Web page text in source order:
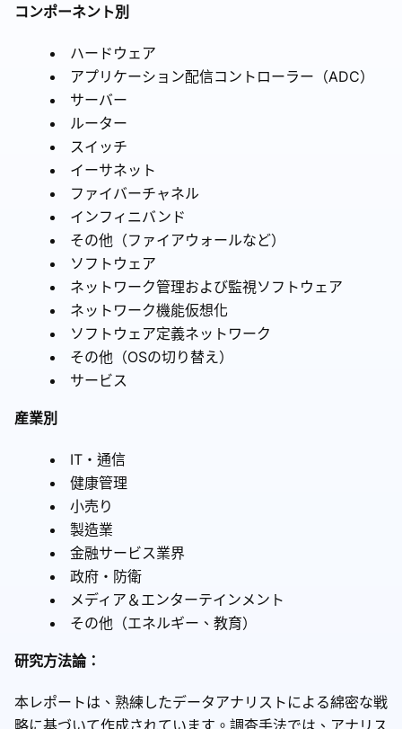
コンポーネント別
ハードウェア
アプリケーション配信コントローラー（ADC）
サーバー
ルーター
スイッチ
イーサネット
ファイバーチャネル
インフィニバンド
その他（ファイアウォールなど）
ソフトウェア
ネットワーク管理および監視ソフトウェア
ネットワーク機能仮想化
ソフトウェア定義ネットワーク
その他（OSの切り替え）
サービス
産業別
IT・通信
健康管理
小売り
製造業
金融サービス業界
政府・防衛
メディア＆エンターテインメント
その他（エネルギー、教育）
研究方法論：
本レポートは、熟練したデータアナリストによる綿密な戦
略に基づいて作成されています。調査手法では、アナリス